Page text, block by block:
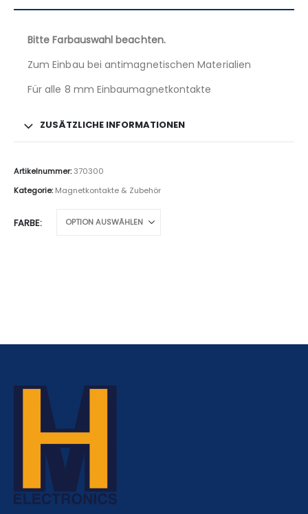
Bitte Farbauswahl beachten.
Zum Einbau bei antimagnetischen Materialien
Für alle 8 mm Einbaumagnetkontakte
ZUSÄTZLICHE INFORMATIONEN
Artikelnummer:370300
Kategorie:Magnetkontakte & Zubehör
FARBE